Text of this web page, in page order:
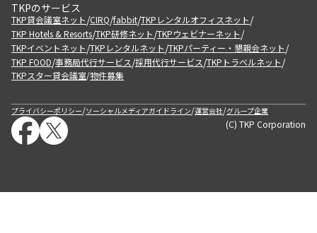
TKPのサービス
TKP貸会議室ネット/CIRQ/fabbit/TKPレンタルオフィスネット/
TKP Hotels & Resorts/TKP研修ネット/TKPウェビナーネット/
TKPイベントネット/TKPレンタルネット/TKPパーティー・懇親会ネット/
TKP FOOD/事務局代行サービス/採用代行サービス/TKPトラベルネット/
TKPスター貸会議室/物件募集
プライバシーポリシー/ソーシャルメディアガイドライン/運営会社/グループ企業
(C) TKP Corporation